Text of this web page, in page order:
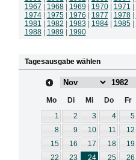
1967
1968| 1969 1970| 1971
1974| 1975| 1976 1977 1978|
1981
1982 1983 1984| 1985|
1988| 1989 1990
Tagesausgabe wählen
Mo Di Mi Do Fr
1
2 3 4 5
8
9 10 11 12
15
16 17 18 19
22
23 24 25 26